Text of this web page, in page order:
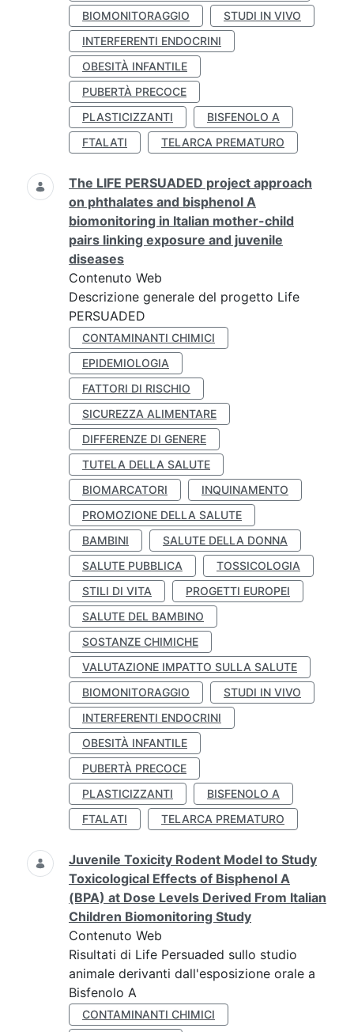
BIOMONITORAGGIO
STUDI IN VIVO
INTERFERENTI ENDOCRINI
OBESITÀ INFANTILE
PUBERTÀ PRECOCE
PLASTICIZZANTI
BISFENOLO A
FTALATI
TELARCA PREMATURO
The LIFE PERSUADED project approach
on phthalates and bisphenol A
biomonitoring in Italian mother-child
pairs linking exposure and juvenile
diseases
Contenuto Web
Descrizione generale del progetto Life
PERSUADED
CONTAMINANTI CHIMICI
EPIDEMIOLOGIA
FATTORI DI RISCHIO
SICUREZZA ALIMENTARE
DIFFERENZE DI GENERE
TUTELA DELLA SALUTE
BIOMARCATORI
INQUINAMENTO
PROMOZIONE DELLA SALUTE
BAMBINI
SALUTE DELLA DONNA
SALUTE PUBBLICA
TOSSICOLOGIA
STILI DI VITA
PROGETTI EUROPEI
SALUTE DEL BAMBINO
SOSTANZE CHIMICHE
VALUTAZIONE IMPATTO SULLA SALUTE
BIOMONITORAGGIO
STUDI IN VIVO
INTERFERENTI ENDOCRINI
OBESITÀ INFANTILE
PUBERTÀ PRECOCE
PLASTICIZZANTI
BISFENOLO A
FTALATI
TELARCA PREMATURO
Juvenile Toxicity Rodent Model to Study
Toxicological Effects of Bisphenol A
(BPA) at Dose Levels Derived From Italian
Children Biomonitoring Study
Contenuto Web
Risultati di Life Persuaded sullo studio
animale derivanti dall'esposizione orale a
Bisfenolo A
CONTAMINANTI CHIMICI